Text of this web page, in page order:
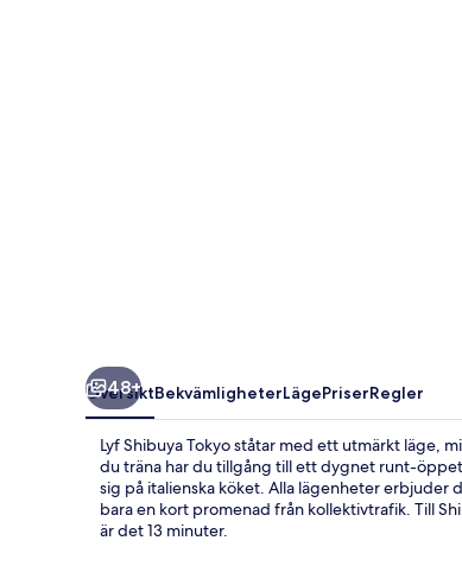
48+
ÖversiktBekvämligheterLägePriserRegler
Lyf Shibuya Tokyo ståtar med ett utmärkt läge,
du träna har du tillgång till ett dygnet runt-öppet
sig på italienska köket. Alla lägenheter
bara en kort promenad från kollektivtrafik. Till
är det 13 minuter.